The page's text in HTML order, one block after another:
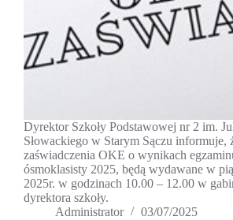
Dyrektor Szkoły Podstawowej nr 2 im.
Słowackiego w Starym Sączu informuje,
zaświadczenia OKE o wynikach
ósmoklasisty 2025, będą wydawane w
2025r. w godzinach 10.00 – 12.00 w
dyrektora szkoły.
Administrator
03/07/2025